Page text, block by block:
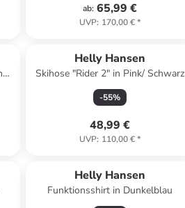
ab: 65,99 €
UVP: 170,00 €*
Helly Hansen
Skihose "Rider 2" in Pink/ Schwarz
-55%
48,99 €
UVP: 110,00 €*
Helly Hansen
Funktionsshirt in Dunkelblau